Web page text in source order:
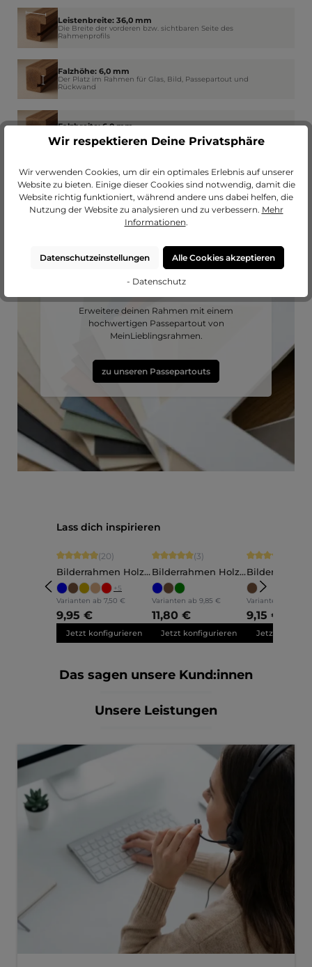
Leistenbreite: 36,0 mm
Die Breite der vorderen bzw. sichtbaren Seite des
Rahmenprofils
Falzhöhe: 6,0 mm
Der Platz im Rahmen für Glas, Bild, Passepartout und
Rückwand
Falzbreite: 6,0 mm
Wie weit der Rahmen am Rand das Glas überdeckt
Passendes Passepartout?
Erweitere deinen Rahmen mit einem
hochwertigen Passepartout von
MeinLieblingsrahmen.
zu unseren Passepartouts
Produktgalerie überspringen
Lass dich inspirieren
Durchschnittliche Bewertung von 4.9 von 5 Sternen
(20)
Bilderrahmen Holz
Ava
+5
Varianten ab 7,50 €
9,95 €
Jetzt konfigurieren
Durchschnittliche Bewertung von 5
(3)
Bilderrahmen Holz
Annelie
Varianten ab 9,85 €
11,80 €
Jetzt konfigurieren
Martha
Varianten ab
9,15 €
Jetzt
Das sagen unsere Kund:innen
Unsere Leistungen
Wir respektieren Deine Privatsphäre
Wir verwenden Cookies, um dir ein optimales Erlebnis auf unserer
Website zu bieten. Einige dieser Cookies sind notwendig, damit die
Website richtig funktioniert, während andere uns dabei helfen, die
Nutzung der Website zu analysieren und zu verbessern. Mehr
Informationen.
Datenschutzeinstellungen Alle Cookies akzeptieren
- Datenschutz